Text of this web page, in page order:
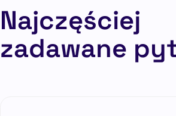
Najczęściej
zadawane